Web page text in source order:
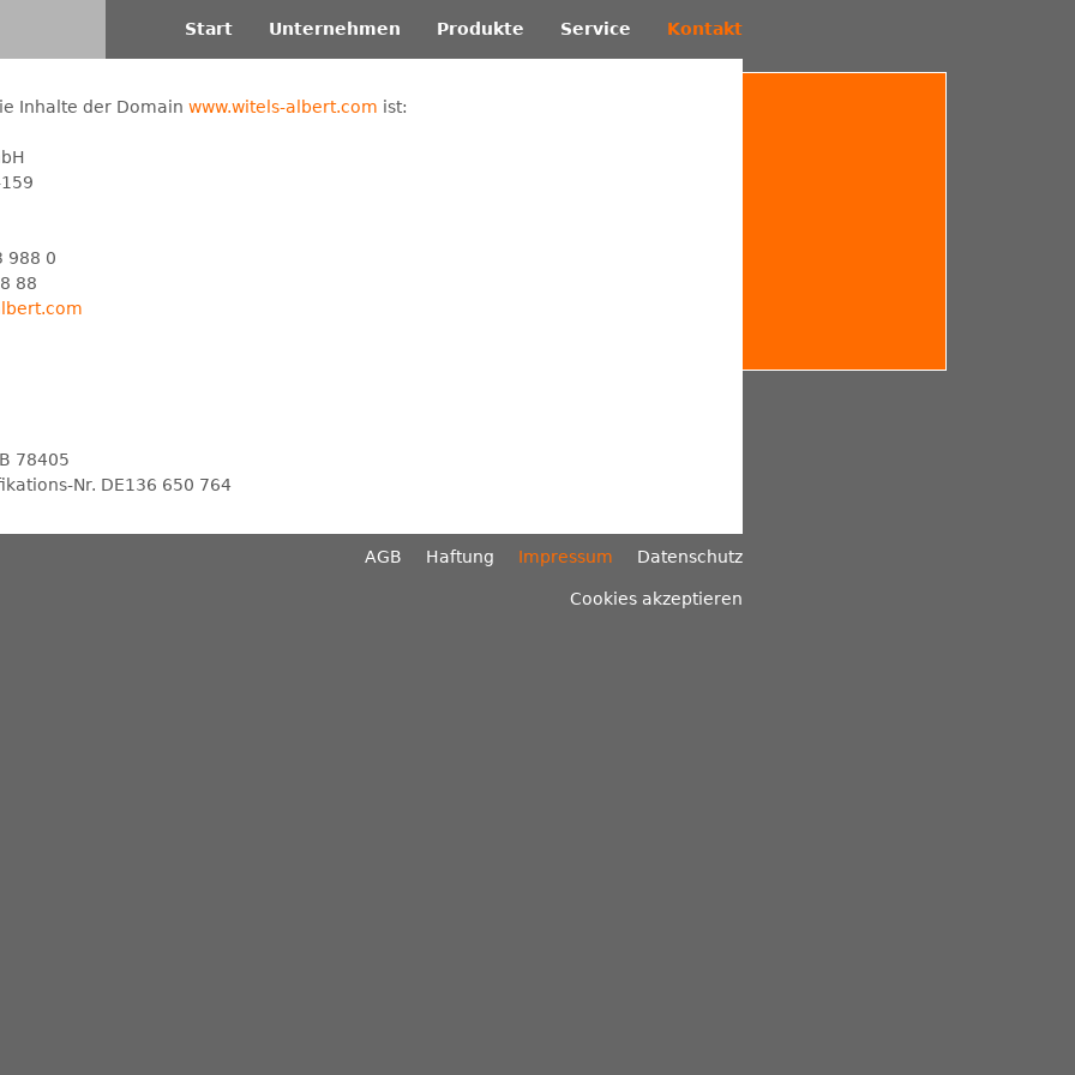
Start Unternehmen Produkte Service Kontakt
Inhalte der Domain www.witels-albert.com ist:
988 0
88
78405
Nr. DE136 650 764
AGB Haftung Impressum Datenschutz
Cookies akzeptieren